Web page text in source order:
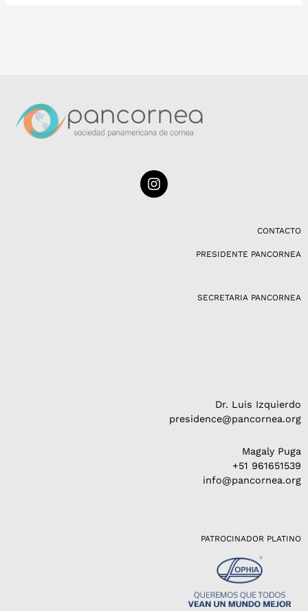
I
n
CONTACTO
PRESIDENTE PANCORNEA
SECRETARIA PANCORNEA
Dr. Luis Izquierdo
presidence@pancornea.org
Magaly Puga
+51 961651539
info@pancornea.org
PATROCINADOR PLATINO